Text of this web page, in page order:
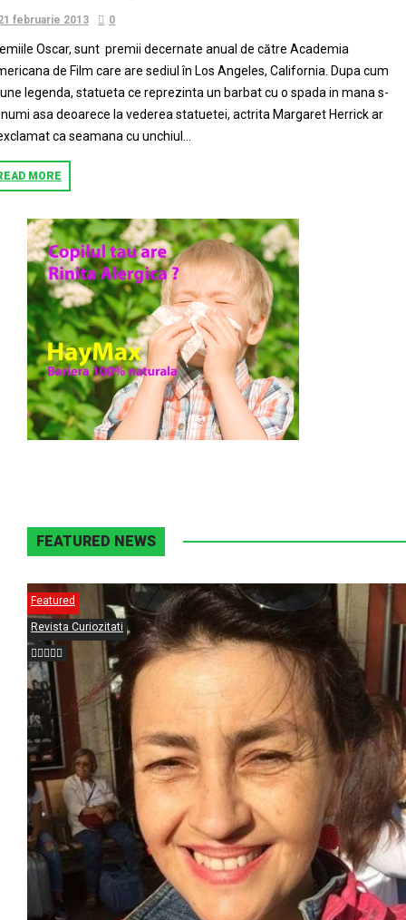
februarie 2013 0
Oscar, sunt premii decernate anual de către Academia
de Film care are sediul în Los Angeles, California. Dupa cum
legenda, statueta ce reprezinta un barbat cu o spada in mana s-
asa deoarece la vederea statuetei, actrita Margaret Herrick ar
ca seamana cu unchiul...
MORE
FEATURED NEWS
Featured
Revista Curiozitati